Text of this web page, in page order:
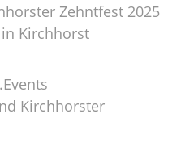
Zehntfest 2025
Kirchhorst
Kirchhorster